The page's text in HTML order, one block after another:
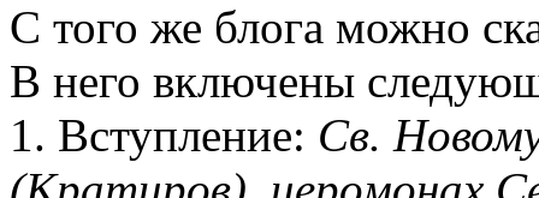
С того же блога можно
В него включены
1. Вступление: Св.